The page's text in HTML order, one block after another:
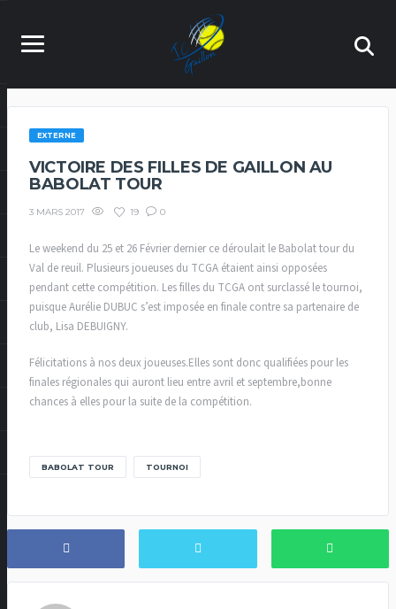
EXTERNE
VICTOIRE DES FILLES DE GAILLON AU
BABOLAT TOUR
3 MARS 2017 19 0
Le weekend du 25 et 26 Février dernier ce déroulait le Babolat tour du
Val de reuil. Plusieurs joueuses du TCGA étaient ainsi opposées
pendant cette compétition. Les filles du TCGA ont surclassé le tournoi,
puisque Aurélie DUBUC s’est imposée en finale contre sa partenaire de
club, Lisa DEBUIGNY.
Félicitations à nos deux joueuses.Elles sont donc qualifiées pour les
finales régionales qui auront lieu entre avril et septembre,bonne
chances à elles pour la suite de la compétition.
BABOLAT TOUR TOURNOI